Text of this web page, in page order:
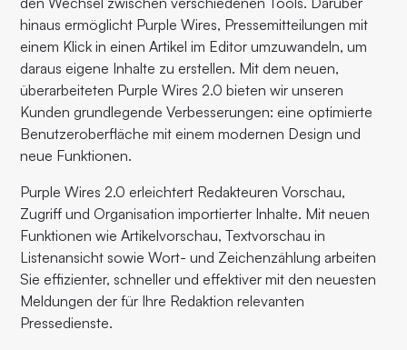
hinaus ermöglicht Purple Wires, Pressemitteilungen mit
einem Klick in einen Artikel im Editor umzuwandeln, um
daraus eigene Inhalte zu erstellen. Mit dem neuen,
überarbeiteten Purple Wires 2.0 bieten wir unseren
Kunden grundlegende Verbesserungen: eine optimierte
Benutzeroberfläche mit einem modernen Design und
neue Funktionen.
Purple Wires 2.0 erleichtert Redakteuren Vorschau,
Zugriff und Organisation importierter Inhalte. Mit neuen
Funktionen wie Artikelvorschau, Textvorschau in
Listenansicht sowie Wort- und Zeichenzählung arbeiten
Sie effizienter, schneller und effektiver mit den neuesten
Meldungen der für Ihre Redaktion relevanten
Pressedienste.